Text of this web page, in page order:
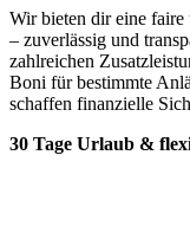
Wir bieten dir eine
– zuverlässig und
zahlreichen
Boni für bestimmte
schaffen finanzielle
30 Tage Urlaub &